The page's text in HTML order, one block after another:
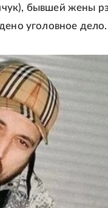
бывшей жены
уголовное дело.